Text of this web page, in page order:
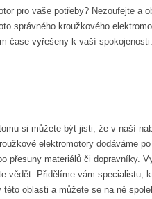
pro vaše potřeby? Nezoufejte a
správného kroužkového
čase vyřešeny k vaší
si můžete být jisti, že v naší
elektromotory dodáváme
přesuny materiálů či dopravníky.
vědět. Přidělíme vám specialistu,
oblasti a můžete se na ně